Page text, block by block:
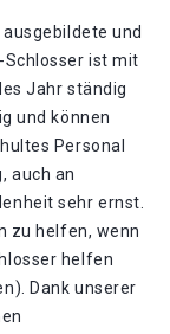
und
ist mit
Jahr ständig
und können
Personal
auch an
sehr ernst.
zu helfen, wenn
helfen
Dank unserer